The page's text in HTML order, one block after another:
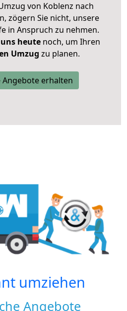
von Koblenz nach
zögern Sie nicht, unsere
in Anspruch zu nehmen.
heutenoch, um Ihren
Umzug zu planen.
Angebote erhalten
umziehen
Angebote